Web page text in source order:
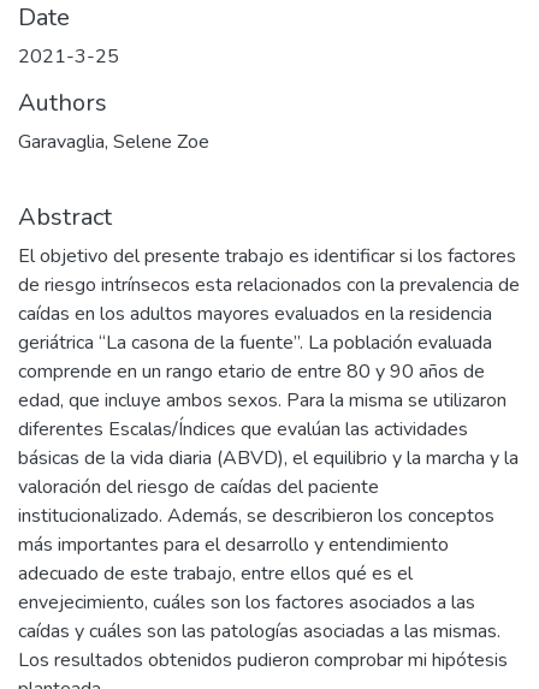
Date
2021-3-25
Authors
Garavaglia, Selene Zoe
Abstract
El objetivo del presente trabajo es identificar si los factores
de riesgo intrínsecos esta relacionados con la prevalencia de
caídas en los adultos mayores evaluados en la residencia
geriátrica “La casona de la fuente”. La población evaluada
comprende en un rango etario de entre 80 y 90 años de
edad, que incluye ambos sexos. Para la misma se utilizaron
diferentes Escalas/Índices que evalúan las actividades
básicas de la vida diaria (ABVD), el equilibrio y la marcha y la
valoración del riesgo de caídas del paciente
institucionalizado. Además, se describieron los conceptos
más importantes para el desarrollo y entendimiento
adecuado de este trabajo, entre ellos qué es el
envejecimiento, cuáles son los factores asociados a las
caídas y cuáles son las patologías asociadas a las mismas.
Los resultados obtenidos pudieron comprobar mi hipótesis